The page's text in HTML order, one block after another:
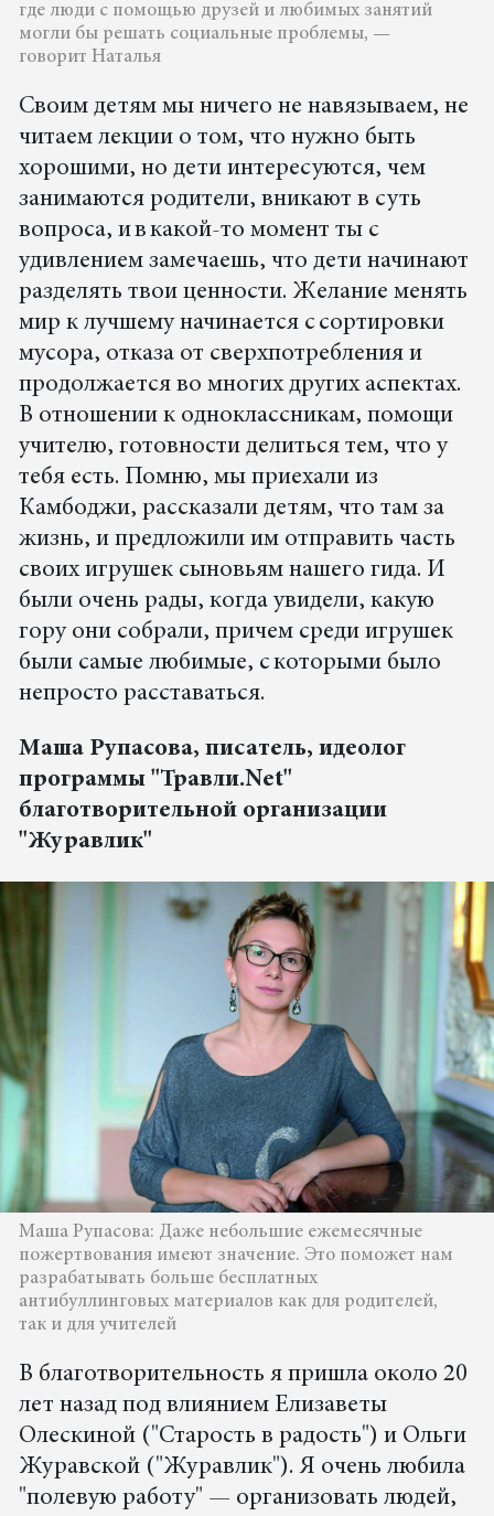
где люди с помощью друзей и любимых занятий
могли бы решать социальные проблемы, —
говорит Наталья
Своим детям мы ничего не навязываем, не
читаем лекции о том, что нужно быть
хорошими, но дети интересуются, чем
занимаются родители, вникают в суть
вопроса, и в какой-то момент ты с
удивлением замечаешь, что дети начинают
разделять твои ценности. Желание менять
мир к лучшему начинается с сортировки
мусора, отказа от сверхпотребления и
продолжается во многих других аспектах.
В отношении к одноклассникам, помощи
учителю, готовности делиться тем, что у
тебя есть. Помню, мы приехали из
Камбоджи, рассказали детям, что там за
жизнь, и предложили им отправить часть
своих игрушек сыновьям нашего гида. И
были очень рады, когда увидели, какую
гору они собрали, причем среди игрушек
были самые любимые, с которыми было
непросто расставаться.
Маша Рупасова, писатель, идеолог
программы "Травли.Net"
благотворительной организации
"Журавлик"
Маша Рупасова: Даже небольшие ежемесячные
пожертвования имеют значение. Это поможет нам
разрабатывать больше бесплатных
антибуллинговых материалов как для родителей,
так и для учителей
В благотворительность я пришла около 20
лет назад под влиянием Елизаветы
Олескиной ("Старость в радость") и Ольги
Журавской ("Журавлик"). Я очень любила
"полевую работу" — организовать людей,